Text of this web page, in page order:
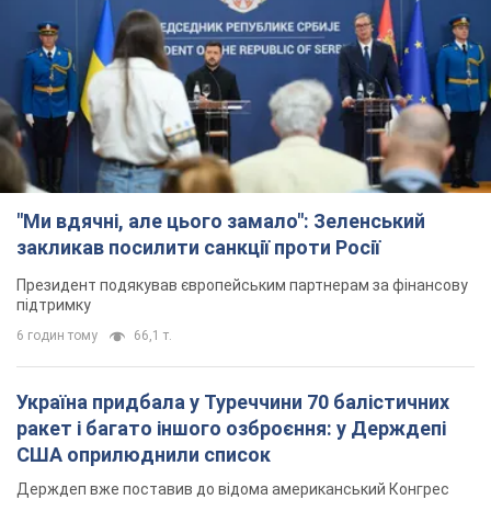
"Ми вдячні, але цього замало": Зеленський
закликав посилити санкції проти Росії
Президент подякував європейським партнерам за фінансову
підтримку
6 годин тому 66,1 т.
Україна придбала у Туреччини 70 балістичних
ракет і багато іншого озброєння: у Держдепі
США оприлюднили список
Держдеп вже поставив до відома американський Конгрес